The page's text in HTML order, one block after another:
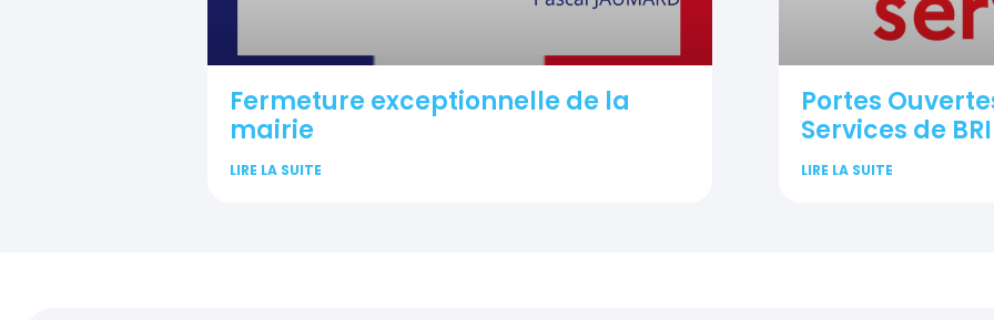
Fermeture exceptionnelle de la
mairie
LIRE LA SUITE
Portes
Services de
LIRE LA SUITE